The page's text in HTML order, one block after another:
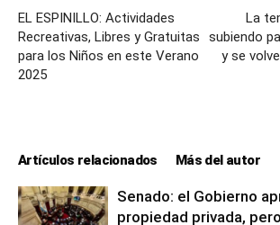
EL ESPINILLO: Actividades
Recreativas, Libres y Gratuitas
para los Niños en este Verano
2025
La
subiendo
y se
Artículos relacionados Más del autor
Senado: el Gobierno
propiedad privada,